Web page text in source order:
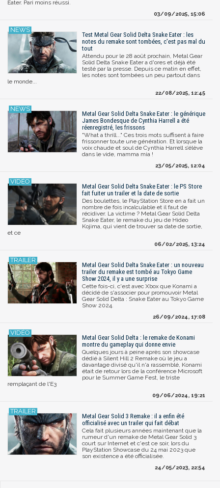
Eater. Pari moins réussi.
03/09/2025, 15:06
Test Metal Gear Solid Delta Snake Eater : les
notes du remake sont tombées, c'est pas mal du
tout
Attendu pour le 28 août prochain, Metal Gear
Solid Delta Snake Eater a d'ores et déjà été
testé par la presse. Depuis ce matin en effet,
les notes sont tombées un peu partout dans
le monde...
22/08/2025, 12:45
Metal Gear Solid Delta Snake Eater : le générique
James Bondesque de Cynthia Harrell a été
réenregistré, les frissons
"What a thrill..." Ces trois mots suffisent à faire
frissonner toute une génération. Et lorsque la
voix chaude et soul de Cynthia Harrell s’élève
dans le vide, mamma mia !
23/05/2025, 12:04
Metal Gear Solid Delta Snake Eater : le PS Store
fait fuiter un trailer et la date de sortie
Des boulettes, le PlayStation Store en a fait un
nombre de fois incalculable et il faut de
récidiver. La victime ? Metal Gear Solid Delta
Snake Eater, le remake du jeu de Hideo
Kojima, qui vient de trouver sa date de sortie,
et ce
06/02/2025, 13:24
Metal Gear Solid Delta Snake Eater : un nouveau
trailer du remake est tombé au Tokyo Game
Show 2024, il y a une surprise
Cette fois-ci, c'est avec Xbox que Konami a
décidé de s'associer pour promouvoir Metal
Gear Solid Delta : Snake Eater au Tokyo Game
Show 2024.
26/09/2024, 17:08
Metal Gear Solid Delta : le remake de Konami
montre du gameplay qui donne envie
Quelques jours à peine après son showcase
dédié à Silent Hill 2 Remake où le jeu a
davantage divisé qu'il n'a rassemblé, Konami
était de retour lors de la conférence Microsoft
pour le Summer Game Fest, le triste
remplaçant de l'E3
09/06/2024, 19:21
Metal Gear Solid 3 Remake : il a enfin été
officialisé avec un trailer qui fait débat
Cela fait plusieurs années maintenant que la
rumeur d'un remake de Metal Gear Solid 3
court sur Internet et c'est ce soir, lors du
PlayStation Showcase du 24 mai 2023 que
son existence a été officialisée.
24/05/2023, 22:54